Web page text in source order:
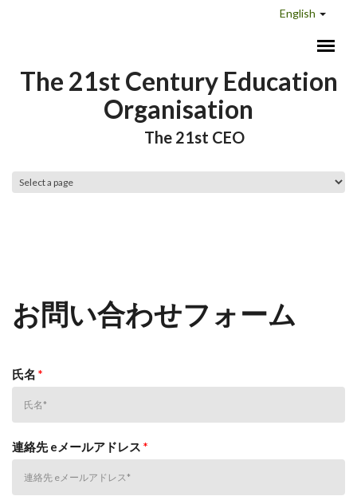
English
The 21st Century Education
Organisation
The 21st CEO
お問い合わせフォーム
氏名 *
連絡先 eメールアドレス *